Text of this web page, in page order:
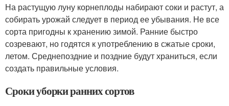
На растущую луну корнеплоды набирают соки и растут, а
собирать урожай следует в период ее убывания. Не все
сорта пригодны к хранению зимой. Ранние быстро
созревают, но годятся к употреблению в сжатые сроки,
летом. Среднепоздние и поздние будут храниться, если
создать правильные условия.
Сроки уборки ранних сортов